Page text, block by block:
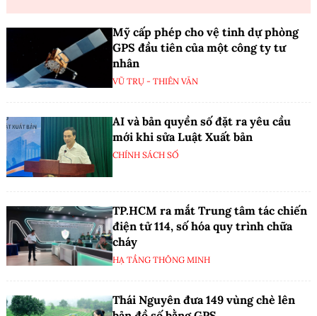
Mỹ cấp phép cho vệ tinh dự phòng
GPS đầu tiên của một công ty tư
nhân
VŨ TRỤ - THIÊN VĂN
AI và bản quyền số đặt ra yêu cầu
mới khi sửa Luật Xuất bản
CHÍNH SÁCH SỐ
TP.HCM ra mắt Trung tâm tác chiến
điện tử 114, số hóa quy trình chữa
cháy
HẠ TẦNG THÔNG MINH
Thái Nguyên đưa 149 vùng chè lên